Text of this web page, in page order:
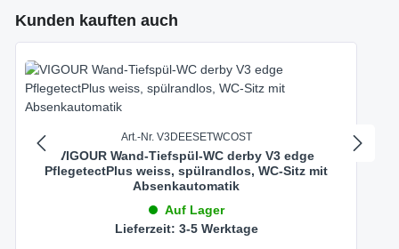
Produktgalerie überspringen
Kunden kauften auch
Art.-Nr. V3DEESETWCOST
VIGOUR Wand-Tiefspül-WC derby V3 edge
PflegetectPlus weiss, spülrandlos, WC-Sitz mit
Absenkautomatik
Auf Lager
Lieferzeit: 3-5 Werktage